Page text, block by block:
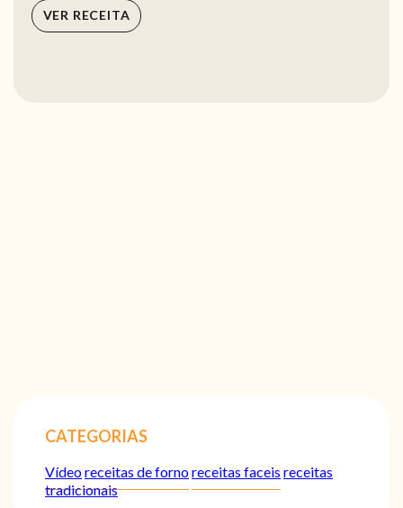
VER RECEITA
CATEGORIAS
Vídeoreceitas de fornoreceitas faceis receitas
tradicionais